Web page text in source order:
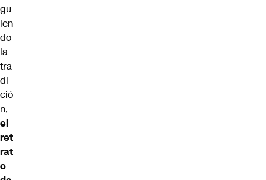
gu
ien
do
la
tra
di
ció
n,
el
ret
rat
o